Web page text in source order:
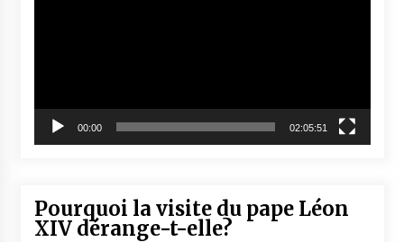
00:00 02:05:51
Pourquoi la visite du pape Léon
XIV dérange-t-elle?